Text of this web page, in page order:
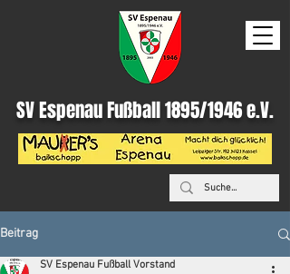
SV Espenau Fußball 1895/1946 e.V.
Beitrag
SV Espenau Fußball Vorstand